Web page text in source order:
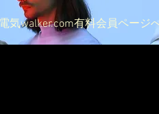
電気walker.com有料会員ページ